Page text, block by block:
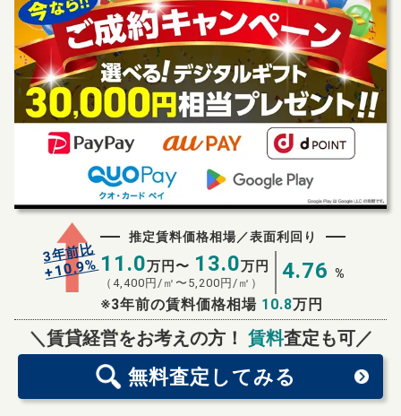
3年前比
+10.9%
推定賃料価格相場／表面利回り
11.0万円〜 13.0万円
（ 4,400 円/㎡〜 5,200 円/㎡） 4.76 %
※3年前の賃料価格相場 10.8万円
＼賃貸経営をお考えの方！ 賃料査定も可／
無料査定 してみる
無料査定スタート！